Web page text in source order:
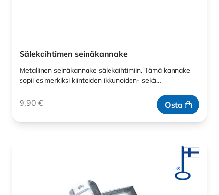
Sälekaihtimen seinäkannake
Metallinen seinäkannake sälekaihtimiin. Tämä kannake
sopii esimerkiksi kiinteiden ikkunoiden- sekä…
9,90 € Osta